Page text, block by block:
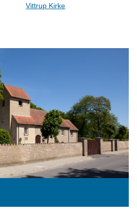
Vittrup Kirke